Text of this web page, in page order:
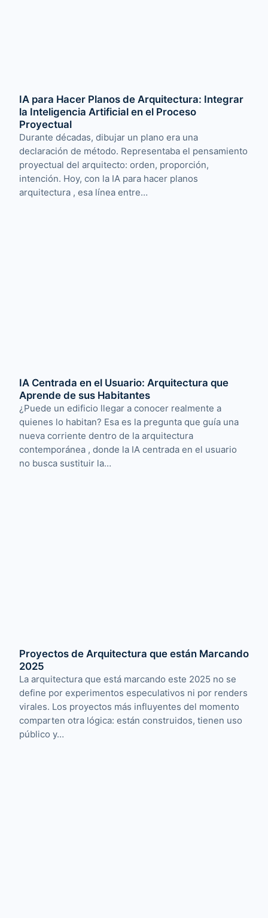
IA para Hacer Planos de Arquitectura: Integrar
la Inteligencia Artificial en el Proceso
Proyectual
Durante décadas, dibujar un plano era una
declaración de método. Representaba el pensamiento
proyectual del arquitecto: orden, proporción,
intención. Hoy, con la IA para hacer planos
arquitectura , esa línea entre…
IA Centrada en el Usuario: Arquitectura que
Aprende de sus Habitantes
¿Puede un edificio llegar a conocer realmente a
quienes lo habitan? Esa es la pregunta que guía una
nueva corriente dentro de la arquitectura
contemporánea , donde la IA centrada en el usuario
no busca sustituir la…
Proyectos de Arquitectura que están Marcando
2025
La arquitectura que está marcando este 2025 no se
define por experimentos especulativos ni por renders
virales. Los proyectos más influyentes del momento
comparten otra lógica: están construidos, tienen uso
público y…